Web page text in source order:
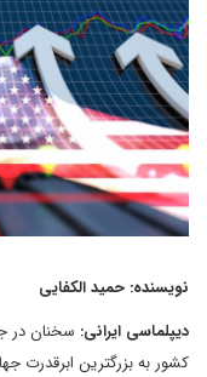
نویسنده: حمید الکفایی
دیپلماسی ایرانی: سخنان در
کشور به بزرگترین ابرقدرت